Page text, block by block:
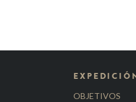
OBJETIVOS